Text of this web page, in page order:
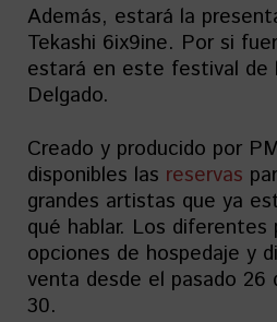
Además, estará la
Tekashi 6ix9ine. Por si
estará en este festival de
Delgado.
Creado y producido por
disponibles las reservas
grandes artistas que ya
qué hablar. Los diferentes
opciones de hospedaje y
venta desde el pasado 26
30.